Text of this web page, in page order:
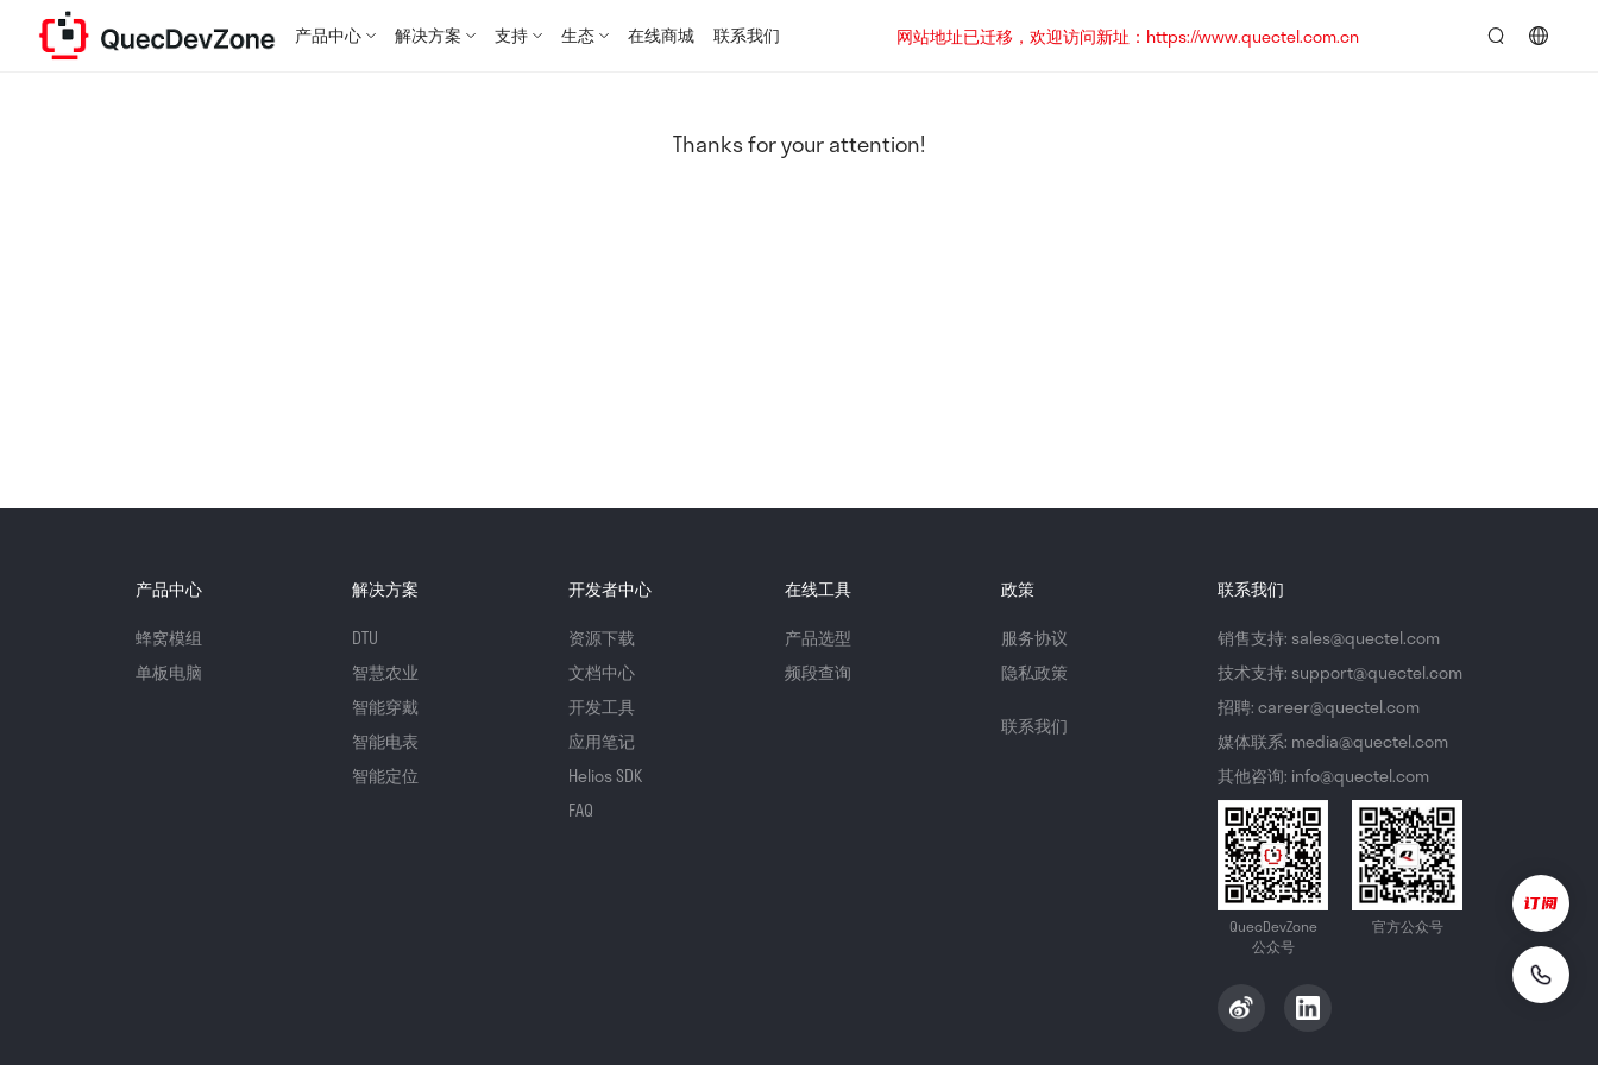
产品中心 解决方案 支持 生态 在线商城 联系我们
网站地址已迁移，欢迎访问新址：https://www.quectel.com.cn
Thanks for your attention!
产品中心
蜂窝模组
单板电脑
解决方案
DTU
智慧农业
智能穿戴
智能电表
智能定位
开发者中心
资源下载
文档中心
开发工具
应用笔记
Helios SDK
FAQ
在线工具
产品选型
频段查询
政策
服务协议
隐私政策
联系我们
联系我们
销售支持: sales@quectel.com
技术支持: support@quectel.com
招聘: career@quectel.com
媒体联系: media@quectel.com
其他咨询: info@quectel.com
QuecDevZone
公众号
官方公众号